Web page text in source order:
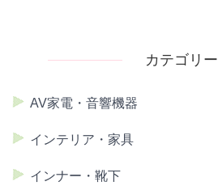
カテゴリー
AV家電・音響機器
インテリア・家具
インナー・靴下